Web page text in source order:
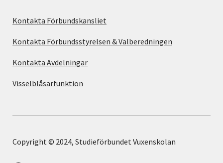
Kontakta Förbundskansliet
Kontakta Förbundsstyrelsen & Valberedningen
Kontakta Avdelningar
Visselblåsarfunktion
Copyright © 2024, Studieförbundet Vuxenskolan